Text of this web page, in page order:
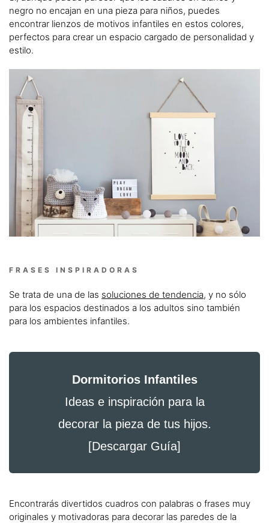
negro no encajan en una pieza para niños, puedes
encontrar lienzos de motivos infantiles en estos colores,
perfectos para crear un espacio cargado de personalidad y
estilo.
FRASES INSPIRADORAS
Se trata de una de las soluciones de tendencia, y no sólo
para los espacios destinados a los adultos sino también
para los ambientes infantiles.
Dormitorios Infantiles
Ideas e inspiración para la
decorar la pieza de tus hijos.
[Descargar Guía]
Encontrarás divertidos cuadros con palabras o frases muy
originales y motivadoras para decorar las paredes de la